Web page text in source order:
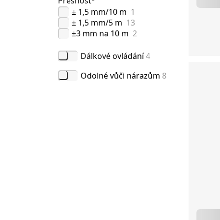
± 1,5 mm/10 m 1
± 1,5 mm/5 m 13
±3 mm na 10 m 2
Dálkové ovládání4
Odolné vůči nárazům 8